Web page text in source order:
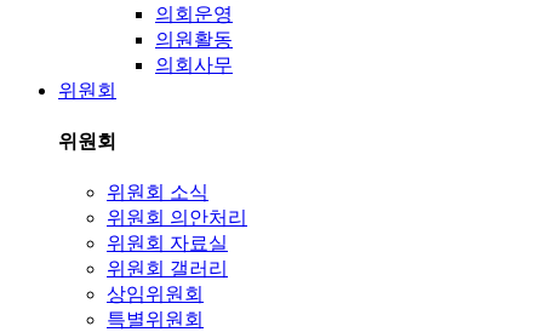
의회운영
의원활동
의회사무
위원회
위원회
위원회 소식
위원회 의안처리
위원회 자료실
위원회 갤러리
상임위원회
특별위원회